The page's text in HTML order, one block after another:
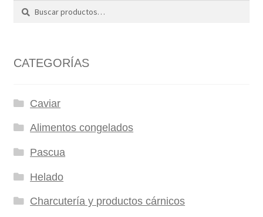
Buscar
CATEGORÍAS
Caviar
Alimentos congelados
Pascua
Helado
Charcutería y productos cárnicos